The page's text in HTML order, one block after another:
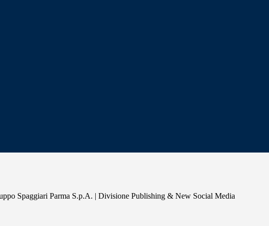
Spaggiari Parma S.p.A. | Divisione Publishing & New Social Media